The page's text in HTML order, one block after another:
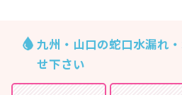
九州・山口の蛇口水漏れ
せ下さい